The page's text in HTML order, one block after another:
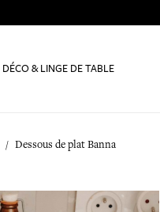
DÉCO & LINGE DE TABLE
Dessous de plat Banna